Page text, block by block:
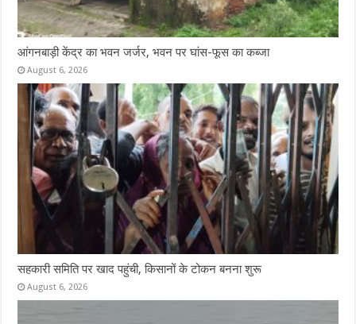
आंगनबाड़ी केंद्र का भवन जर्जर, भवन पर घांस-फूस का कब्जा
August 6, 2026
सहकारी समिति पर खाद पहुंची, किसानों के टोकन बनना शुरू
August 6, 2026